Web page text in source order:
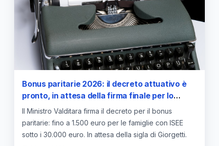
Bonus paritarie 2026: il decreto attuativo è
pronto, in attesa della firma finale per lo
sblocco dei fondi
Il Ministro Valditara firma il decreto per il bonus
paritarie: fino a 1.500 euro per le famiglie con ISEE
sotto i 30.000 euro. In attesa della sigla di Giorgetti.